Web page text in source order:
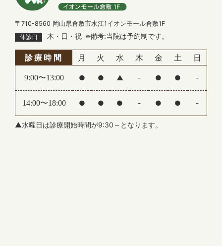
【年末年始 休診のお知らせ】
す。
患者様にはご不便をおかけいたしますが、何卒ご理
解とご協力をお願い申し上げます。
休診期間：2025年12月28日(日)～2026年1月4日
※新年は1月5日(月)より通常通り診療いたします。
【夏季休診のお知らせ】
〒710-8560 岡山県倉敷市水江1イオンモール倉敷1F
休診日
木・日・祝 ※備考:当院は予約制です。
診療時間 月 火 水 木 金 土 日
9:00〜13:00 ● ● ▲ - ● ● -
14:00〜18:00 ● ● ● - ● ● -
▲水曜日は診療開始時間が9:30～となります。